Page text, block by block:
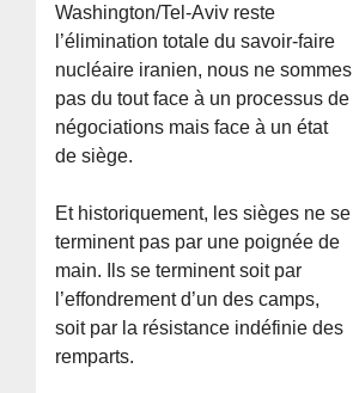
Washington/Tel-Aviv reste
l’élimination totale du savoir-faire
nucléaire iranien, nous ne sommes
pas du tout face à un processus de
négociations mais face à un état
de siège.
Et historiquement, les sièges ne se
terminent pas par une poignée de
main. Ils se terminent soit par
l’effondrement d’un des camps,
soit par la résistance indéfinie des
remparts.